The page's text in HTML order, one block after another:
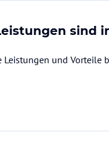
sind
und Vorteile